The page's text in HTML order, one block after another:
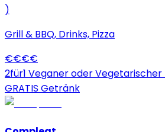
)
Grill & BBQ, Drinks, Pizza
€€€€
2für1 Veganer oder Vegetarischer
GRATIS Getränk